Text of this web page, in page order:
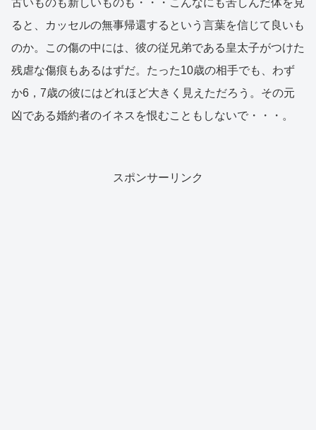
ると、カッセルの無事帰還するという言葉を信じて良いも
のか。この傷の中には、彼の従兄弟である皇太子がつけた
残虐な傷痕もあるはずだ。たった10歳の相手でも、わず
か6，7歳の彼にはどれほど大きく見えただろう。その元
凶である婚約者のイネスを恨むこともしないで・・・。
スポンサーリンク